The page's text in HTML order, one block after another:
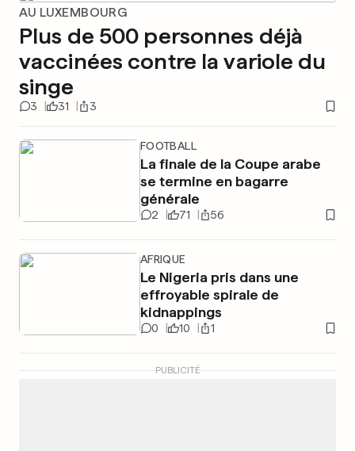
AU LUXEMBOURG
Plus de 500 personnes déjà
vaccinées contre la variole du
singe
3 31 3
FOOTBALL
La finale de la Coupe arabe
se termine en bagarre
générale
2 71 56
AFRIQUE
Le Nigeria pris dans une
effroyable spirale de
kidnappings
0 10 1
PUBLICITÉ